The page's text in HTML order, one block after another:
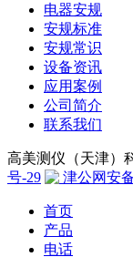
电器安规
安规标准
安规常识
设备资讯
应用案例
公司简介
联系我们
高美测仪（天津）
号-29
津公网安
首页
产品
电话